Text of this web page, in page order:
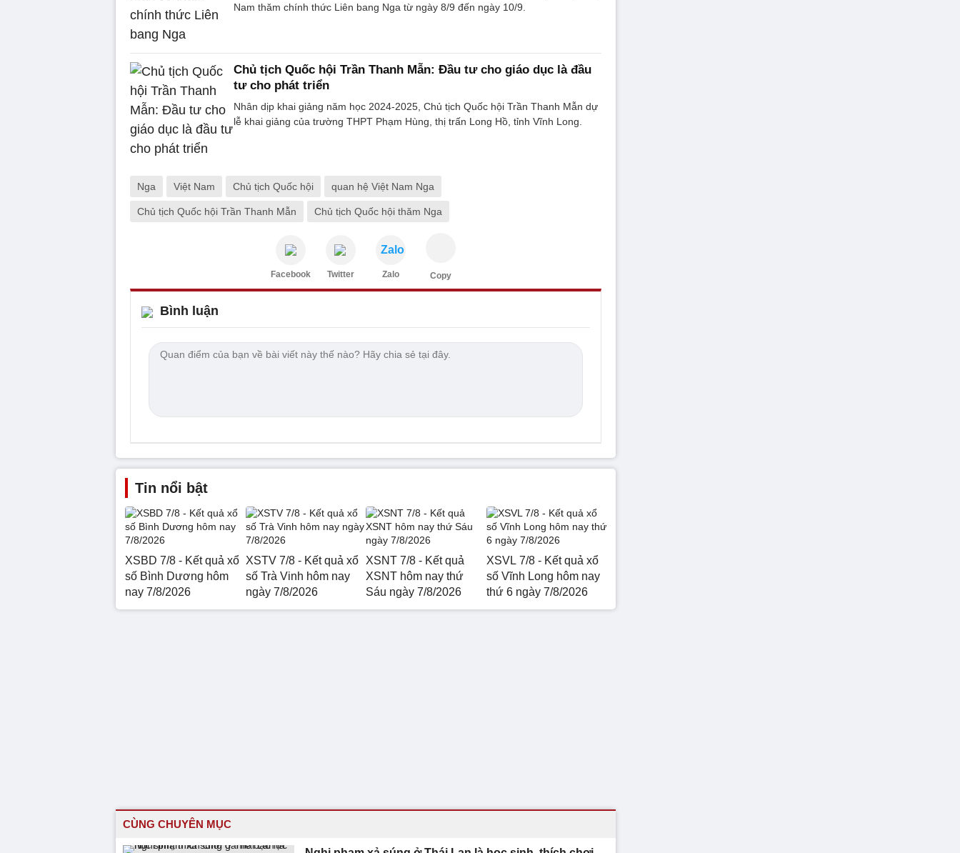
Nam thăm chính thức Liên bang Nga từ ngày 8/9 đến ngày 10/9.
Chủ tịch Quốc hội Trần Thanh Mẫn: Đầu tư cho giáo dục là đầu
tư cho phát triển
Nhân dịp khai giảng năm học 2024-2025, Chủ tịch Quốc hội Trần Thanh Mẫn dự
lễ khai giảng của trường THPT Phạm Hùng, thị trấn Long Hồ, tỉnh Vĩnh Long.
Nga Việt Nam Chủ tịch Quốc hội quan hệ Việt Nam Nga
Chủ tịch Quốc hội Trần Thanh Mẫn Chủ tịch Quốc hội thăm Nga
Facebook Twitter
Zalo
Zalo Copy
Bình luận
Tin nổi bật
XSBD 7/8 - Kết quả xổ
số Bình Dương hôm
nay 7/8/2026
XSTV 7/8 - Kết quả xổ
số Trà Vinh hôm nay
ngày 7/8/2026
XSNT 7/8 - Kết quả
XSNT hôm nay thứ
Sáu ngày 7/8/2026
XSVL 7/8 - Kết quả xổ
số Vĩnh Long hôm nay
thứ 6 ngày 7/8/2026
CÙNG CHUYÊN MỤC